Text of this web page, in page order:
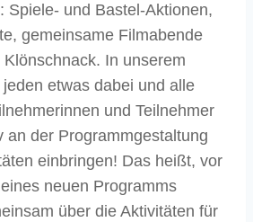
Spiele- und Bastel-Aktionen,
gemeinsame Filmabende
In unserem
etwas dabei und alle
und Teilnehmer
an der Programmgestaltung
einbringen! Das heißt, vor
neuen Programms
über die Aktivitäten für